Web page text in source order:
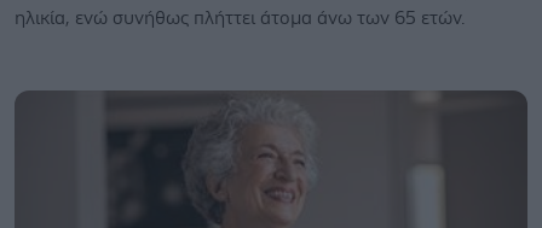
ηλικία, ενώ συνήθως πλήττει άτομα άνω των 65 ετών.